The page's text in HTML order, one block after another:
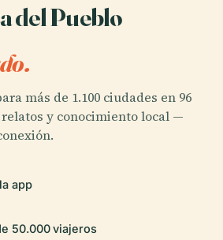
del Pueblo
más de 1.100 ciudades en 96
y conocimiento local —
app
50.000 viajeros